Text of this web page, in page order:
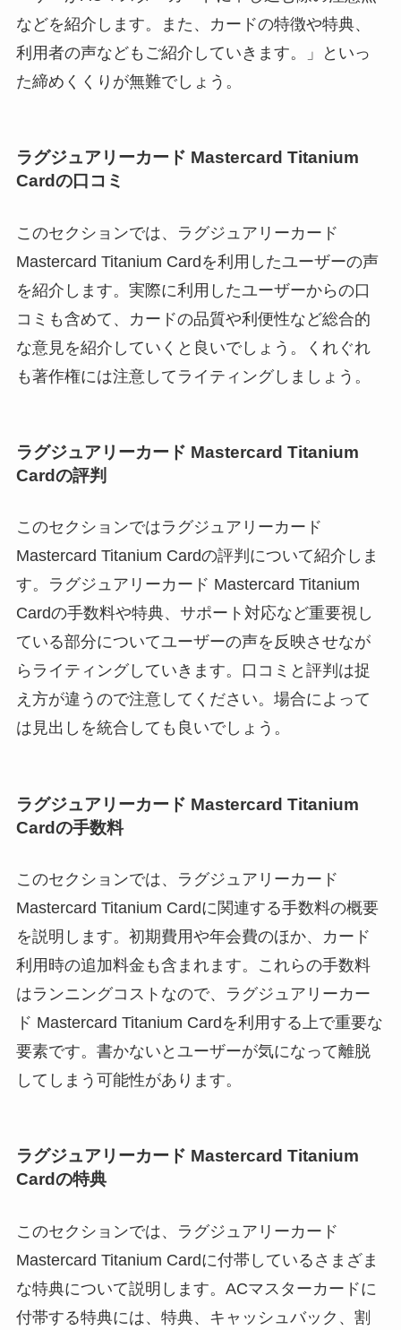
などを紹介します。また、カードの特徴や特典、
利用者の声などもご紹介していきます。」といっ
た締めくくりが無難でしょう。
ラグジュアリーカード Mastercard Titanium
Cardの口コミ
このセクションでは、ラグジュアリーカード
Mastercard Titanium Cardを利用したユーザーの声
を紹介します。実際に利用したユーザーからの口
コミも含めて、カードの品質や利便性など総合的
な意見を紹介していくと良いでしょう。くれぐれ
も著作権には注意してライティングしましょう。
ラグジュアリーカード Mastercard Titanium
Cardの評判
このセクションではラグジュアリーカード
Mastercard Titanium Cardの評判について紹介しま
す。ラグジュアリーカード Mastercard Titanium
Cardの手数料や特典、サポート対応など重要視し
ている部分についてユーザーの声を反映させなが
らライティングしていきます。口コミと評判は捉
え方が違うので注意してください。場合によって
は見出しを統合しても良いでしょう。
ラグジュアリーカード Mastercard Titanium
Cardの手数料
このセクションでは、ラグジュアリーカード
Mastercard Titanium Cardに関連する手数料の概要
を説明します。初期費用や年会費のほか、カード
利用時の追加料金も含まれます。これらの手数料
はランニングコストなので、ラグジュアリーカー
ド Mastercard Titanium Cardを利用する上で重要な
要素です。書かないとユーザーが気になって離脱
してしまう可能性があります。
ラグジュアリーカード Mastercard Titanium
Cardの特典
このセクションでは、ラグジュアリーカード
Mastercard Titanium Cardに付帯しているさまざま
な特典について説明します。ACマスターカードに
付帯する特典には、特典、キャッシュバック、割